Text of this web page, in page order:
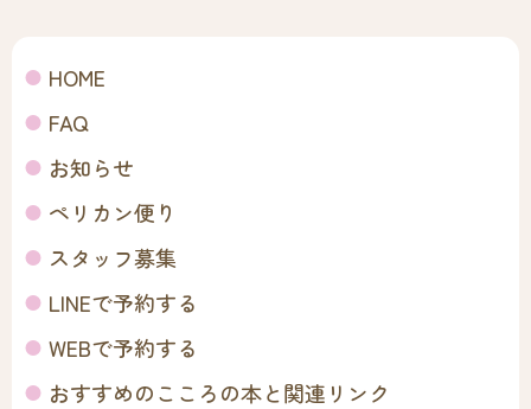
HOME
FAQ
お知らせ
ペリカン便り
スタッフ募集
LINEで予約する
WEBで予約する
おすすめのこころの本と関連リンク